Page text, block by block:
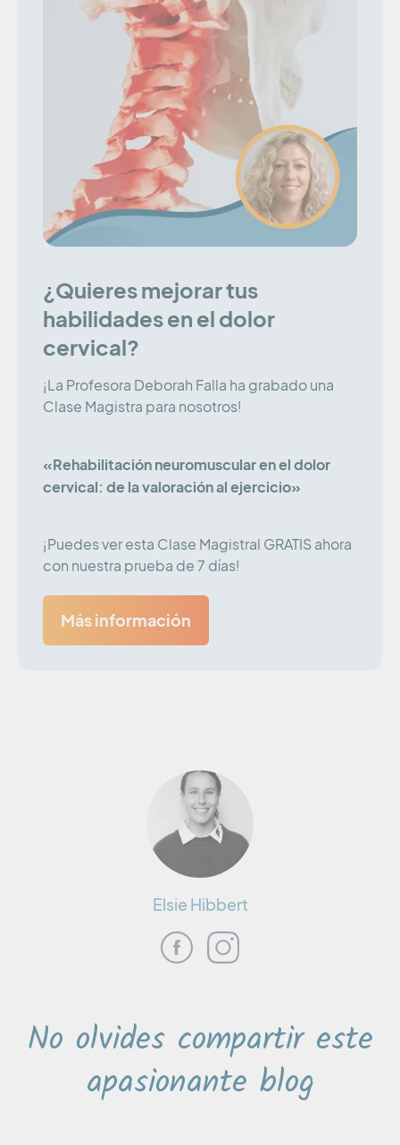
¿Quieres mejorar tus
habilidades en el dolor
cervical?
¡La Profesora Deborah Falla ha grabado una
Clase Magistra para nosotros!
«Rehabilitación neuromuscular en el dolor
cervical: de la valoración al ejercicio»
¡Puedes ver esta Clase Magistral GRATIS ahora
con nuestra prueba de 7 días!
Más información
Elsie Hibbert
No olvides compartir este
apasionante blog